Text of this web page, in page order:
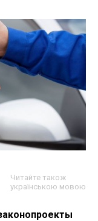
Читайте також
українською мовою